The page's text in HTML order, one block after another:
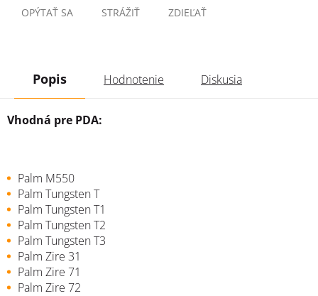
OPÝTAŤ SA STRÁŽIŤ ZDIEĽAŤ
Popis Hodnotenie Diskusia
Vhodná pre PDA:
Palm M550
Palm Tungsten T
Palm Tungsten T1
Palm Tungsten T2
Palm Tungsten T3
Palm Zire 31
Palm Zire 71
Palm Zire 72